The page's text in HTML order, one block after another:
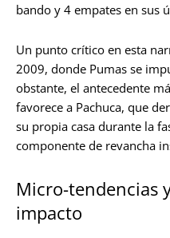
bando y 4 empates en sus
Un punto crítico en esta
2009, donde Pumas se
obstante, el antecedente
favorece a Pachuca, que
su propia casa durante la
componente de revancha
Micro-tendencias
impacto